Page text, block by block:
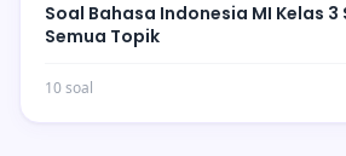
Soal Bahasa Indonesia MI Kelas
Semua Topik
10 soal